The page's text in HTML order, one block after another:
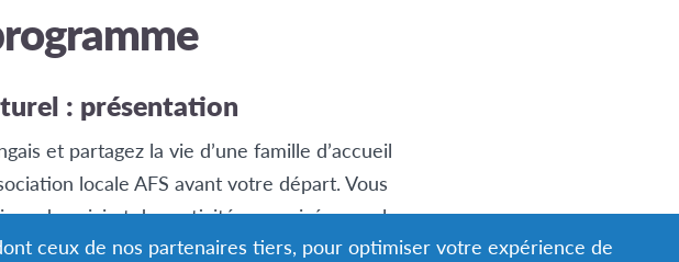
: présentation
et partagez la vie d’une famille d’accueil
locale AFS avant votre départ. Vous
de suivi et des activités organisées par les
ceux de nos partenaires tiers, pour optimiser votre expérience de